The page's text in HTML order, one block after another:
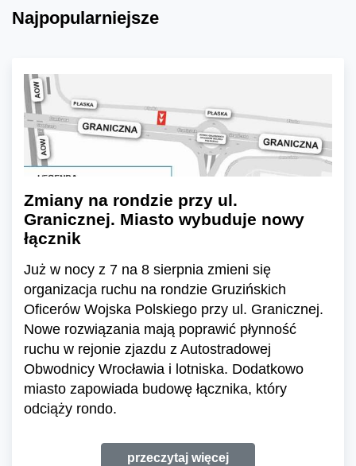
Najpopularniejsze
Zmiany na rondzie przy ul.
Granicznej. Miasto wybuduje nowy
łącznik
Już w nocy z 7 na 8 sierpnia zmieni się
organizacja ruchu na rondzie Gruzińskich
Oficerów Wojska Polskiego przy ul. Granicznej.
Nowe rozwiązania mają poprawić płynność
ruchu w rejonie zjazdu z Autostradowej
Obwodnicy Wrocławia i lotniska. Dodatkowo
miasto zapowiada budowę łącznika, który
odciąży rondo.
przeczytaj więcej